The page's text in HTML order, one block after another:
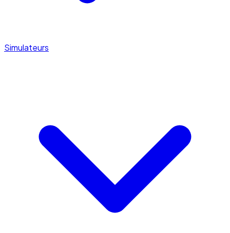
Simulateurs